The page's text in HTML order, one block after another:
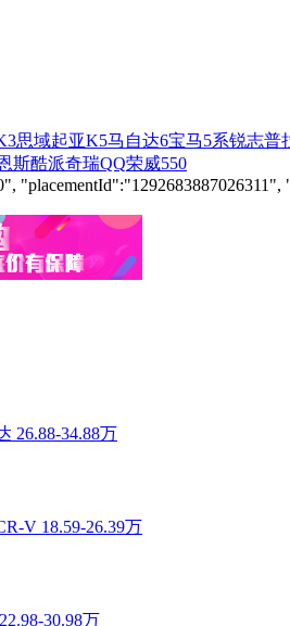
思域起亚K5马自达6宝马5系锐志普
斯酷派奇瑞QQ荣威550
26.88-34.88万
V 18.59-26.39万
22.98-30.98万